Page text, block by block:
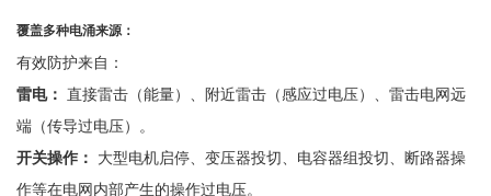
覆盖多种电涌来源：
有效防护来自：
雷电： 直接雷击（能量）、附近雷击（感应过电压）、雷击电网远
端（传导过电压）。
开关操作：
大型电机启停、变压器投切、电容器组投切、断路器操
作等在电网内部产生的操作过电压。